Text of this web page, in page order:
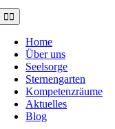
Toggle
Navigation
Home
Über uns
Seelsorge
Sternengarten
Kompetenzräume
Aktuelles
Blog